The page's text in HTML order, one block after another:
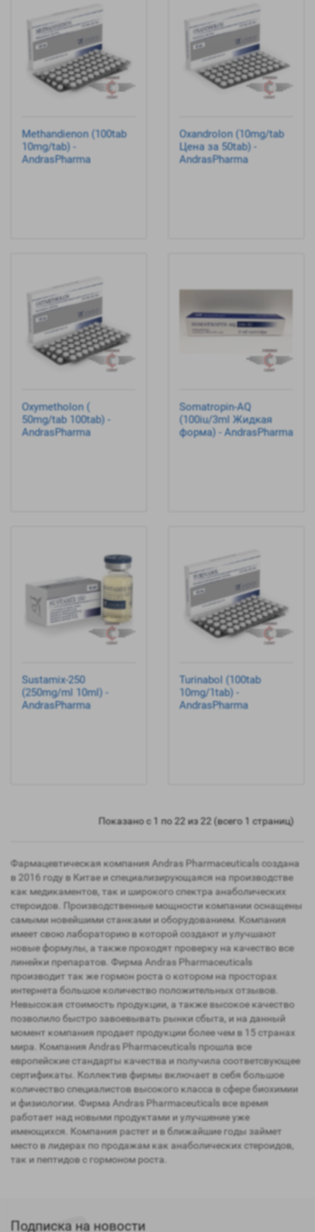
Methandienon (100tab
10mg/tab) -
AndrasPharma
Oxandrolon (10mg/tab
Цена за 50tab) -
AndrasPharma
Oxymetholon (
50mg/tab 100tab) -
AndrasPharma
Somatropin-AQ
(100iu/3ml Жидкая
форма) - AndrasPharma
Sustamix-250
(250mg/ml 10ml) -
AndrasPharma
Turinabol (100tab
10mg/1tab) -
AndrasPharma
Показано с 1 по 22 из 22 (всего 1 страниц)
Фармацевтическая компания Andras Pharmaceuticals создана
в 2016 году в Китае и специализирующаяся на производстве
как медикаментов, так и широкого спектра анаболических
стероидов. Производственные мощности компании оснащены
самыми новейшими станками и оборудованием. Компания
имеет свою лабораторию в которой создают и улучшают
новые формулы, а также проходят проверку на качество все
линейки препаратов. Фирма Andras Pharmaceuticals
производит так же гормон роста о котором на просторах
интернета большое количество положительных отзывов.
Невысокая стоимость продукции, а также высокое качество
позволило быстро завоевывать рынки сбыта, и на данный
момент компания продает продукции более чем в 15 странах
мира. Компания Andras Pharmaceuticals прошла все
европейские стандарты качества и получила соответсвующее
сертификаты. Коллектив фирмы включает в себя большое
количество специалистов высокого класса в сфере биохимии
и физиологии. Фирма Andras Pharmaceuticals все время
работает над новыми продуктами и улучшение уже
имеющихся. Компания растет и в ближайшие годы займет
место в лидерах по продажам как анаболических стероидов,
так и пептидов с гормоном роста.
Подписка на новости